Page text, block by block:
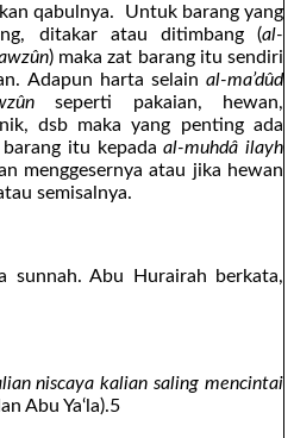
qabulnya. Untuk barang yang
ditakar atau ditimbang (al-
) maka zat barang itu sendiri
Adapun harta selain al-ma’dûd
seperti pakaian, hewan,
dsb maka yang penting ada
barang itu kepadaal-muhdâ ilayh
menggesernya atau jika hewan
semisalnya.
sunnah. Abu Hurairah berkata,
niscaya kalian saling mencintai
Abu Ya‘la).5